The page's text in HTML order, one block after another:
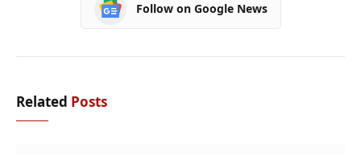
Follow on Google News
Related Posts